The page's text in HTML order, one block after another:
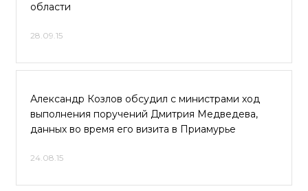
области
28.09.15
Александр Козлов обсудил с министрами ход
выполнения поручений Дмитрия Медведева,
данных во время его визита в Приамурье
24.08.15